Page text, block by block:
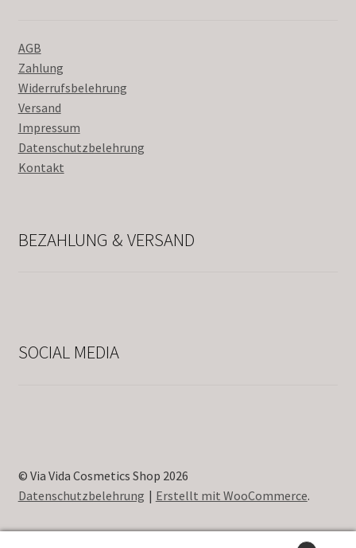
AGB
Zahlung
Widerrufsbelehrung
Versand
Impressum
Datenschutzbelehrung
Kontakt
BEZAHLUNG & VERSAND
SOCIAL MEDIA
© Via Vida Cosmetics Shop 2026
Datenschutzbelehrung
Erstellt mit WooCommerce.